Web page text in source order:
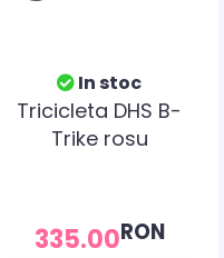
In stoc
Tricicleta DHS B-
Trike rosu
335.00RON